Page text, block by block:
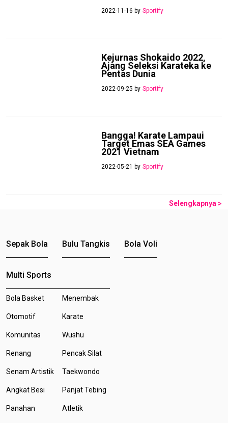
2022-11-16 by Sportify
Kejurnas Shokaido 2022,
Ajang Seleksi Karateka ke
Pentas Dunia
2022-09-25 by Sportify
Bangga! Karate Lampaui
Target Emas SEA Games
2021 Vietnam
2022-05-21 by Sportify
Selengkapnya >
Sepak Bola Bulu Tangkis Bola Voli
Multi Sports
Bola Basket
Otomotif
Komunitas
Renang
Senam Artistik
Angkat Besi
Panahan
Menembak
Karate
Wushu
Pencak Silat
Taekwondo
Panjat Tebing
Atletik